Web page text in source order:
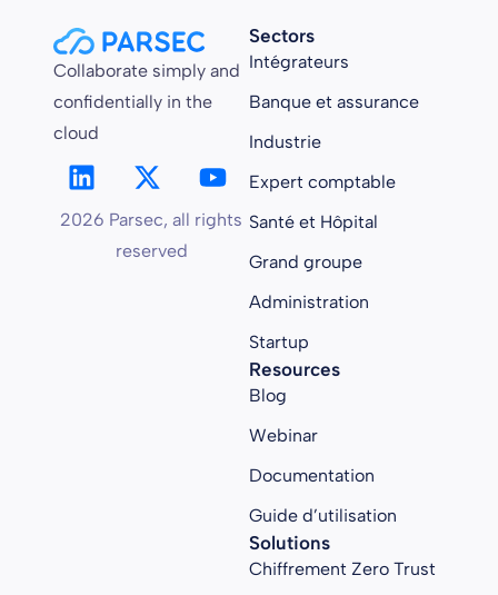
Collaborate simply and
confidentially in the
cloud
2026 Parsec, all rights
reserved
Sectors
Intégrateurs
Banque et assurance
Industrie
Expert comptable
Santé et Hôpital
Grand groupe
Administration
Startup
Resources
Blog
Webinar
Documentation
Guide d’utilisation
Solutions
Chiffrement Zero Trust